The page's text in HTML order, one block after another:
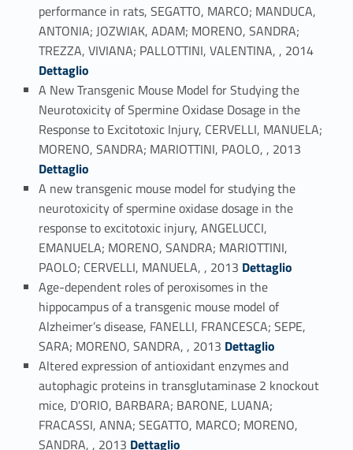
performance in rats, SEGATTO, MARCO; MANDUCA,
ANTONIA; JOZWIAK, ADAM; MORENO, SANDRA;
TREZZA, VIVIANA; PALLOTTINI, VALENTINA, , 2014
Dettaglio
A New Transgenic Mouse Model for Studying the
Neurotoxicity of Spermine Oxidase Dosage in the
Response to Excitotoxic Injury, CERVELLI, MANUELA;
MORENO, SANDRA; MARIOTTINI, PAOLO, , 2013
Dettaglio
A new transgenic mouse model for studying the
neurotoxicity of spermine oxidase dosage in the
response to excitotoxic injury, ANGELUCCI,
EMANUELA; MORENO, SANDRA; MARIOTTINI,
PAOLO; CERVELLI, MANUELA, , 2013 Link identifier #identifier_person_167824-51
Dettaglio
Age-dependent roles of peroxisomes in the
hippocampus of a transgenic mouse model of
Alzheimer’s disease, FANELLI, FRANCESCA; SEPE,
SARA; MORENO, SANDRA, , 2013 Link identifier #identifier_person_84419-52
Dettaglio
Altered expression of antioxidant enzymes and
autophagic proteins in transglutaminase 2 knockout
mice, D'ORIO, BARBARA; BARONE, LUANA;
FRACASSI, ANNA; SEGATTO, MARCO; MORENO,
SANDRA, , 2013 Link identifier #identifier_person_147273-53
Dettaglio